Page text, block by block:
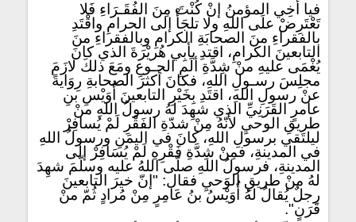
فيا أخِي المؤمنُ إنْ كُنْتَ مِنَ الفُقَـرَاءِ فَلا
تَعْتَرِضْ علَى اللهِ ولا تلجَأْ إلى الحرامِ واقْتَدِ
بالفقراءِ منَ الصحابَةِ الكرامِ وبالفقراءِ منَ
التابعينَ الكرامِ، اقتدِ بأبِي هُريْرَةَ الذي كانَ
يُغْمَى عليهِ منْ شِدَّةِ ألَمِ الجـوعِ ومَعَ ذلكَ لازَمَ
مجلِسَ رسـولِ اللهِ، فكانَ أكثرَ الصحابةِ رِوَايةً
عنْ رسولِ اللهِ، اقتَدِ بِخَيْرِ التابعينَ أُوَيْسِ بنِ
عامرٍ القَرَنِيِّ الذي شهِدَ لهُ رسولُ اللهِ منْ
طريقِ الوحيِ لأنّهُ مِنْ شدّةِ الفَقْرِ لَمْ يُسافِرْ
ليلتَقي برسولِ اللهِ، كانَ في اليمَنِ ورسولُ اللهِ
في المدينةِ، فمِنْ شِدَّةِ فَقْرِهِ لَمْ يُسَافِرْ إلى
المدينةِ، فرسولُ اللهِ صلّى اللهُ عليه وسلّمَ شهِدَ
لهُ منْ طريقِ الوَحيِ فقال: "إنّ خيرَ التابعينَ
رجلٌ يُقالُ لهُ أُوَيْسُ بنُ عَامِرٍ مِنْ مُرادٍ ثُمّ منْ
قَرَنٍ".